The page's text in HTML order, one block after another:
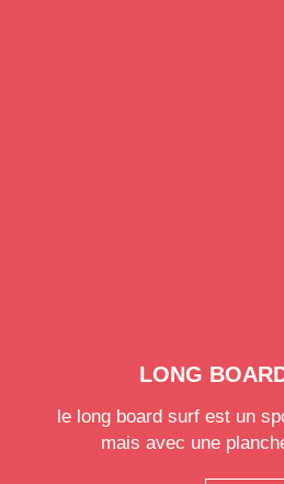
LONG
le long board surf est un
mais avec une